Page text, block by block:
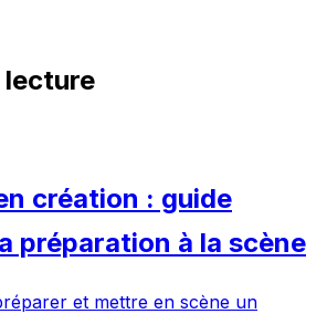
création : guide
préparation à la scène
et mettre en scène un